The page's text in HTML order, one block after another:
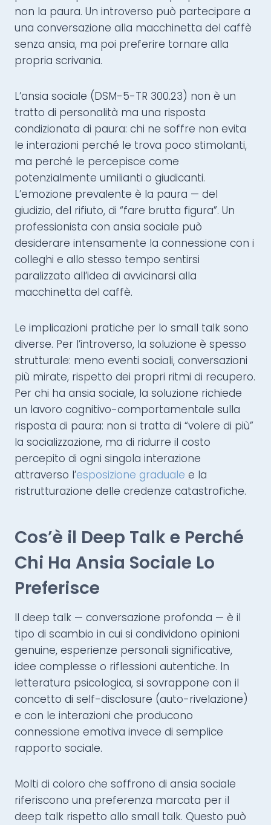
non la paura. Un introverso può partecipare a
una conversazione alla macchinetta del caffè
senza ansia, ma poi preferire tornare alla
propria scrivania.
L’ansia sociale (DSM-5-TR 300.23) non è un
tratto di personalità ma una risposta
condizionata di paura: chi ne soffre non evita
le interazioni perché le trova poco stimolanti,
ma perché le percepisce come
potenzialmente umilianti o giudicanti.
L’emozione prevalente è la paura — del
giudizio, del rifiuto, di “fare brutta figura”. Un
professionista con ansia sociale può
desiderare intensamente la connessione con i
colleghi e allo stesso tempo sentirsi
paralizzato all’idea di avvicinarsi alla
macchinetta del caffè.
Le implicazioni pratiche per lo small talk sono
diverse. Per l’introverso, la soluzione è spesso
strutturale: meno eventi sociali, conversazioni
più mirate, rispetto dei propri ritmi di recupero.
Per chi ha ansia sociale, la soluzione richiede
un lavoro cognitivo-comportamentale sulla
risposta di paura: non si tratta di “volere di più”
la socializzazione, ma di ridurre il costo
percepito di ogni singola interazione
attraverso l’esposizione graduale e la
ristrutturazione delle credenze catastrofiche.
Cos’è il Deep Talk e Perché
Chi Ha Ansia Sociale Lo
Preferisce
Il deep talk — conversazione profonda — è il
tipo di scambio in cui si condividono opinioni
genuine, esperienze personali significative,
idee complesse o riflessioni autentiche. In
letteratura psicologica, si sovrappone con il
concetto di self-disclosure (auto-rivelazione)
e con le interazioni che producono
connessione emotiva invece di semplice
rapporto sociale.
Molti di coloro che soffrono di ansia sociale
riferiscono una preferenza marcata per il
deep talk rispetto allo small talk. Questo può